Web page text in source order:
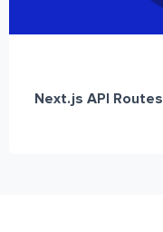
Next.js API